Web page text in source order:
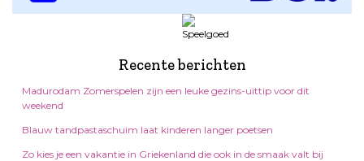
Recente berichten
Madurodam Zomerspelen zijn een leuke gezins-uittip voor dit
weekend
Blauw tandpastaschuim laat kinderen langer poetsen
Zo kies je een vakantie in Griekenland die ook in de smaak valt bij